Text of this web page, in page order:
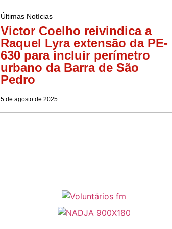
Últimas Notícias
Victor Coelho reivindica a
Raquel Lyra extensão da PE-
630 para incluir perímetro
urbano da Barra de São
Pedro
5 de agosto de 2025